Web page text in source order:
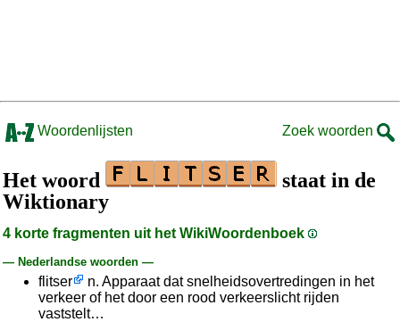
Woordenlijsten Zoek woorden
Het woord
staat in de
Wiktionary
4 korte fragmenten uit het WikiWoordenboek
— Nederlandse woorden —
flitser
n. Apparaat dat snelheidsovertredingen in het
verkeer of het door een rood verkeerslicht rijden
vaststelt…